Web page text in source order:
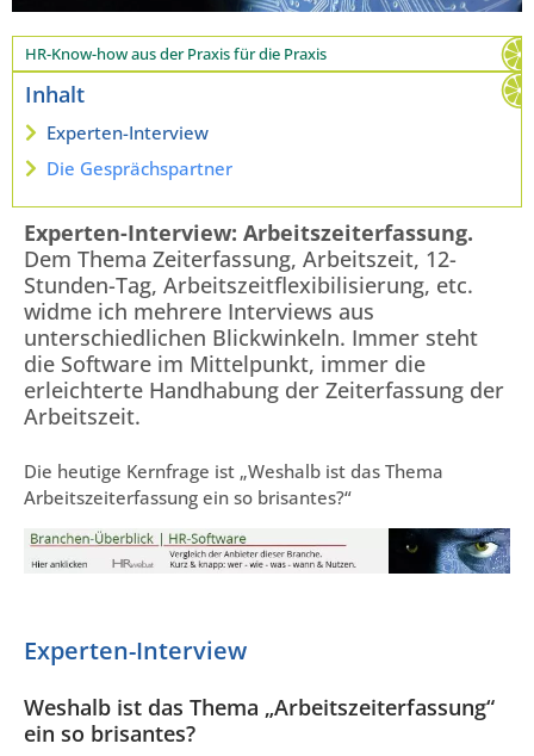
HR-Know-how aus der Praxis für die Praxis
Inhalt
Experten-Interview
Die Gesprächspartner
Experten-Interview: Arbeitszeiterfassung.
Dem Thema Zeiterfassung, Arbeitszeit, 12-
Stunden-Tag, Arbeitszeitflexibilisierung, etc.
widme ich mehrere Interviews aus
unterschiedlichen Blickwinkeln. Immer steht
die Software im Mittelpunkt, immer die
erleichterte Handhabung der Zeiterfassung der
Arbeitszeit.
Die heutige Kernfrage ist „Weshalb ist das Thema
Arbeitszeiterfassung ein so brisantes?“
Experten-Interview
Weshalb ist das Thema „Arbeitszeiterfassung“
ein so brisantes?